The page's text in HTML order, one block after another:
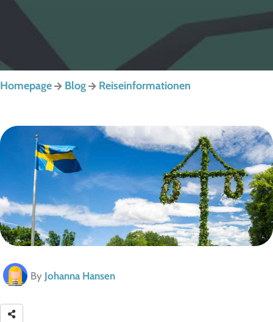
Homepage Blog Reiseinformationen
By Johanna Hansen